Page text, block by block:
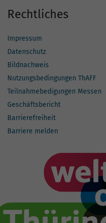
Rechtliches
Impressum
Datenschutz
Bildnachweis
Nutzungsbedingungen ThAFF
Teilnahmebedigungen Messen
Geschäftsbericht
Barrierefreiheit
Barriere melden